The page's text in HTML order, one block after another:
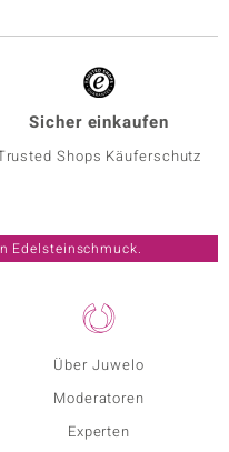
Über Juwelo
Moderatoren
Experten
Sicher einkaufen
Shops Käuferschutz
Edelsteinschmuck.